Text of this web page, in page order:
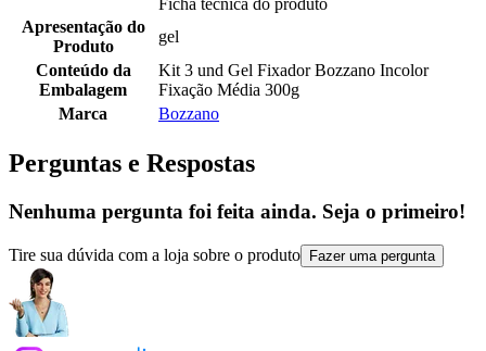
Ficha tecnica do produto
Apresentação do
Produto
gel
Conteúdo da
Embalagem
Kit 3 und Gel Fixador Bozzano Incolor
Fixação Média 300g
Marca
Bozzano
Perguntas e Respostas
Nenhuma pergunta foi feita ainda. Seja o primeiro!
Tire sua dúvida com a loja sobre o produto Fazer uma pergunta